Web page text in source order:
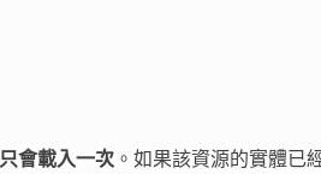
只會載入一次。如果該資源的實體已